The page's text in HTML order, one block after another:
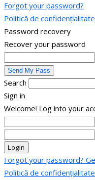
Forgot your password?
Politică de confidențialitate
Password recovery
Recover your password
Search
Sign in
Welcome! Log into your
Forgot your password?
Politică de confidențialitate